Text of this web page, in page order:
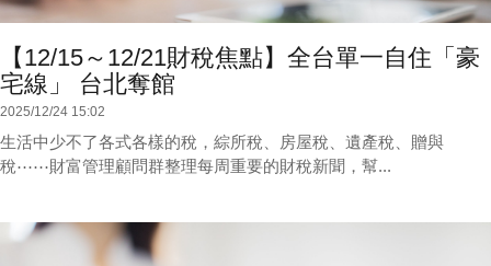
【12/15～12/21財稅焦點】全台單一自住「豪
宅線」 台北奪館
2025/12/24 15:02
生活中少不了各式各樣的稅，綜所稅、房屋稅、遺產稅、贈與
稅⋯⋯財富管理顧問群整理每周重要的財稅新聞，幫...